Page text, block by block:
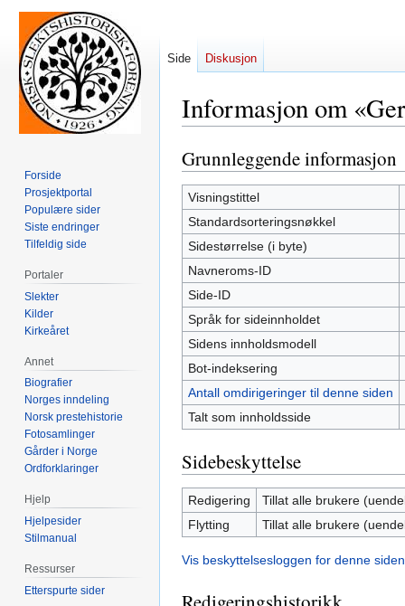
Informasjon om
Hopp
til
navigering
Hopp
til
søk
Grunnleggende informasjon
Visningstittel
Standardsorteringsnøkkel
Sidestørrelse (i byte)
Navneroms-ID
Side-ID
Språk for sideinnholdet
Sidens innholdsmodell
Bot-indeksering
Antall omdirigeringer til denne siden
Talt som innholdsside
Sidebeskyttelse
Redigering
Tillat alle brukere
Flytting
Tillat alle brukere
Vis beskyttelsesloggen for denne
Side Diskusjon
Forside
Prosjektportal
Populære sider
Siste endringer
Tilfeldig side
Portaler
Slekter
Kilder
Kirkeåret
Annet
Biografier
Norges inndeling
Norsk prestehistorie
Fotosamlinger
Gårder i Norge
Ordforklaringer
Hjelp
Hjelpesider
Stilmanual
Ressurser
Etterspurte sider